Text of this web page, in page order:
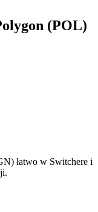
(POL)
łatwo w Switchere i